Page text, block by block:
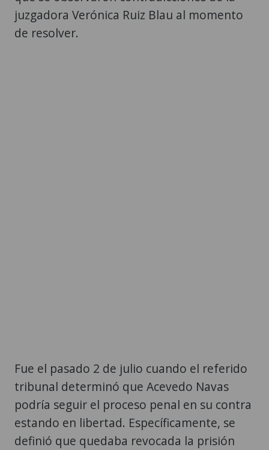
juzgadora Verónica Ruiz Blau al momento
de resolver.
Fue el pasado 2 de julio cuando el referido
tribunal determinó que Acevedo Navas
podría seguir el proceso penal en su contra
estando en libertad. Específicamente, se
definió que quedaba revocada la prisión